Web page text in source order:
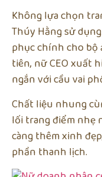
Không lựa chọn
Thúy Hằng sử
phục chính cho bộ
tiên, nữ CEO xuất
ngắn với cầu vai
Chất liệu nhung
lối trang điểm nhẹ
càng thêm xinh
phần thanh lịch.